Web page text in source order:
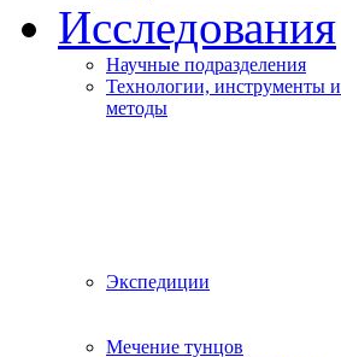
Исследования
Научные подразделения
Технологии, инструменты и
методы
Экспедиции
Мечение тунцов